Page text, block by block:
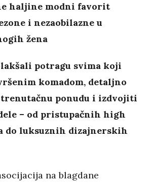
haljine modni favorit
i nezaobilazne u
žena
potragu svima koji
komadom, detaljno
ponudu i izdvojiti
– od pristupačnih high
do luksuznih dizajnerskih
na blagdane